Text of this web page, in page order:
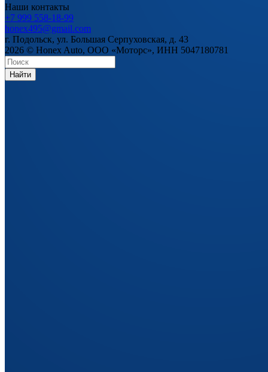
Наши контакты
+7 999 558-18-99
honex495@gmail.com
г. Подольск, ул. Большая Серпуховская, д. 43
2026 © Honex Auto, ООО «Моторс», ИНН 5047180781
Найти